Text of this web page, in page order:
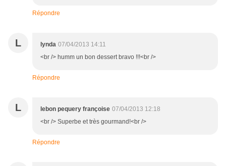
Répondre
L lynda 07/04/2013 14:11
<br /> humm un bon dessert bravo !!!<br />
Répondre
L lebon pequery françoise 07/04/2013 12:18
<br /> Superbe et très gourmand!<br />
Répondre